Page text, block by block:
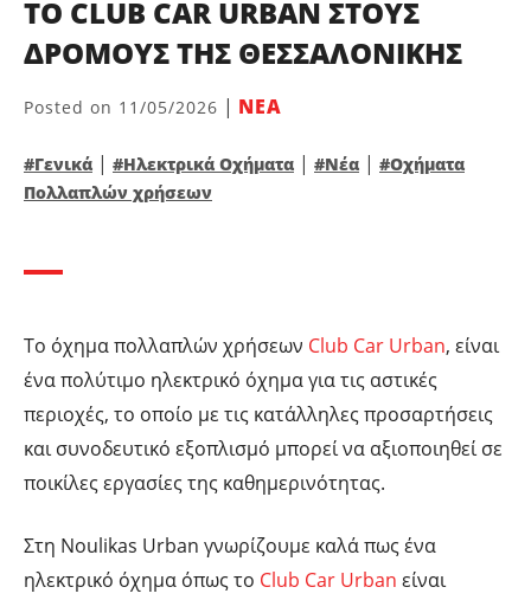
ΤΟ CLUB CAR URBAN ΣΤΟΥΣ
ΔΡΌΜΟΥΣ ΤΗΣ ΘΕΣΣΑΛΟΝΊΚΗΣ
Posted on 11/05/2026 | ΝΕΑ
#Γενικά | #Ηλεκτρικά Οχήματα | #Νέα | #Οχήματα
Πολλαπλών χρήσεων
Το όχημα πολλαπλών χρήσεων Club Car Urban, είναι
ένα πολύτιμο ηλεκτρικό όχημα για τις αστικές
περιοχές, το οποίο με τις κατάλληλες προσαρτήσεις
και συνοδευτικό εξοπλισμό μπορεί να αξιοποιηθεί σε
ποικίλες εργασίες της καθημερινότητας.
Στη Noulikas Urban γνωρίζουμε καλά πως ένα
ηλεκτρικό όχημα όπως το Club Car Urban είναι